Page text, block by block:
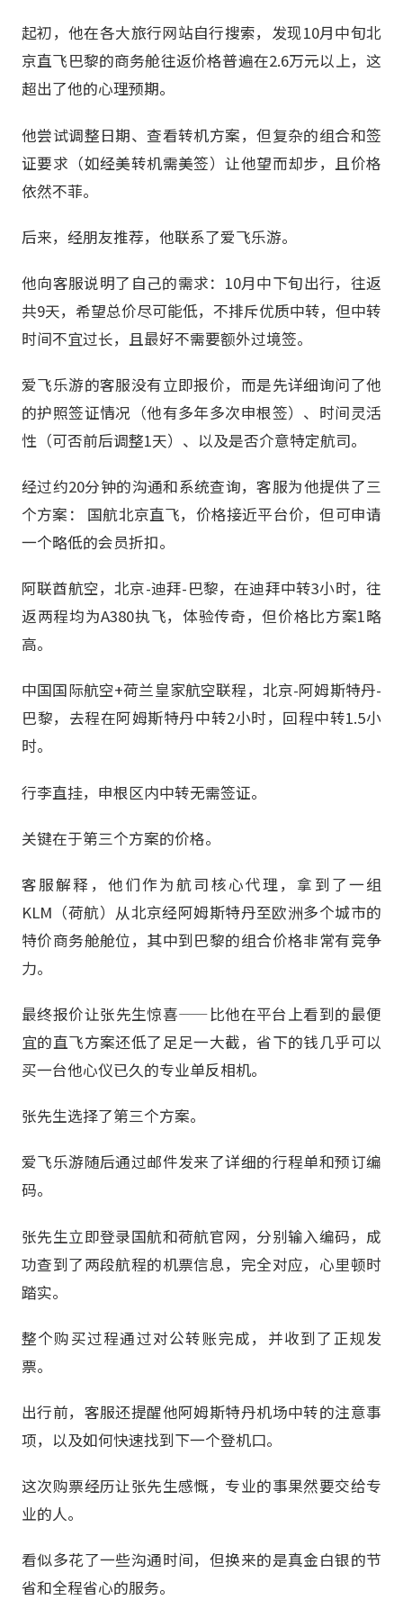
起初，他在各大旅行网站自行搜索，发现10月中旬北
京直飞巴黎的商务舱往返价格普遍在2.6万元以上，这
超出了他的心理预期。
他尝试调整日期、查看转机方案，但复杂的组合和签
证要求（如经美转机需美签）让他望而却步，且价格
依然不菲。
后来，经朋友推荐，他联系了爱飞乐游。
他向客服说明了自己的需求：10月中下旬出行，往返
共9天，希望总价尽可能低，不排斥优质中转，但中转
时间不宜过长，且最好不需要额外过境签。
爱飞乐游的客服没有立即报价，而是先详细询问了他
的护照签证情况（他有多年多次申根签）、时间灵活
性（可否前后调整1天）、以及是否介意特定航司。
经过约20分钟的沟通和系统查询，客服为他提供了三
个方案： 国航北京直飞，价格接近平台价，但可申请
一个略低的会员折扣。
阿联酋航空，北京-迪拜-巴黎，在迪拜中转3小时，往
返两程均为A380执飞，体验传奇，但价格比方案1略
高。
中国国际航空+荷兰皇家航空联程，北京-阿姆斯特丹-
巴黎，去程在阿姆斯特丹中转2小时，回程中转1.5小
时。
行李直挂，申根区内中转无需签证。
关键在于第三个方案的价格。
客服解释，他们作为航司核心代理，拿到了一组
KLM（荷航）从北京经阿姆斯特丹至欧洲多个城市的
特价商务舱舱位，其中到巴黎的组合价格非常有竞争
力。
最终报价让张先生惊喜——比他在平台上看到的最便
宜的直飞方案还低了足足一大截，省下的钱几乎可以
买一台他心仪已久的专业单反相机。
张先生选择了第三个方案。
爱飞乐游随后通过邮件发来了详细的行程单和预订编
码。
张先生立即登录国航和荷航官网，分别输入编码，成
功查到了两段航程的机票信息，完全对应，心里顿时
踏实。
整个购买过程通过对公转账完成，并收到了正规发
票。
出行前，客服还提醒他阿姆斯特丹机场中转的注意事
项，以及如何快速找到下一个登机口。
这次购票经历让张先生感慨，专业的事果然要交给专
业的人。
看似多花了一些沟通时间，但换来的是真金白银的节
省和全程省心的服务。